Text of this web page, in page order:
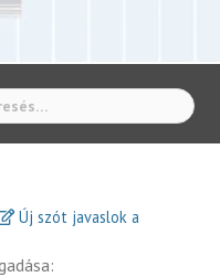
Új szót javaslok a